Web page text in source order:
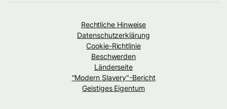
Rechtliche Hinweise
Datenschutzerklärung
Cookie-Richtlinie
Beschwerden
Länderseite
"Modern Slavery"-Bericht
Geistiges Eigentum